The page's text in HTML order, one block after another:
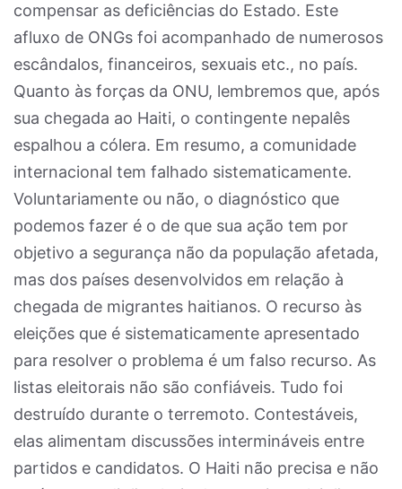
compensar as deficiências do Estado. Este
afluxo de ONGs foi acompanhado de numerosos
escândalos, financeiros, sexuais etc., no país.
Quanto às forças da ONU, lembremos que, após
sua chegada ao Haiti, o contingente nepalês
espalhou a cólera. Em resumo, a comunidade
internacional tem falhado sistematicamente.
Voluntariamente ou não, o diagnóstico que
podemos fazer é o de que sua ação tem por
objetivo a segurança não da população afetada,
mas dos países desenvolvidos em relação à
chegada de migrantes haitianos. O recurso às
eleições que é sistematicamente apresentado
para resolver o problema é um falso recurso. As
listas eleitorais não são confiáveis. Tudo foi
destruído durante o terremoto. Contestáveis,
elas alimentam discussões intermináveis entre
partidos e candidatos. O Haiti não precisa e não